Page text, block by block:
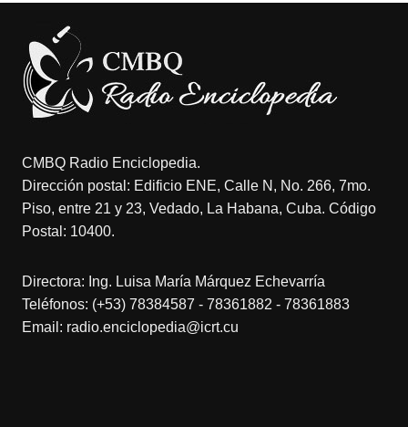
CMBQ Radio Enciclopedia.
Dirección postal: Edificio ENE, Calle N, No. 266, 7mo.
Piso, entre 21 y 23, Vedado, La Habana, Cuba. Código
Postal: 10400.
Directora: Ing. Luisa María Márquez Echevarría
Teléfonos: (+53) 78384587 - 78361882 - 78361883
Email: radio.enciclopedia@icrt.cu